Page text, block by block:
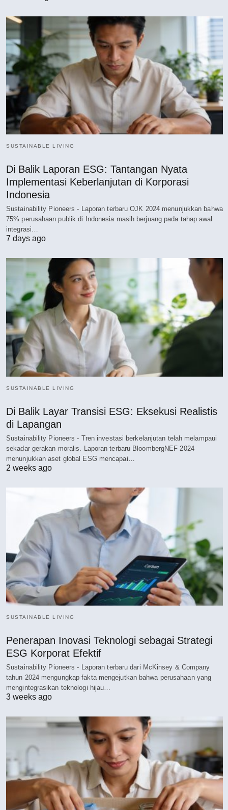
SUSTAINABLE LIVING
Di Balik Laporan ESG: Tantangan Nyata
Implementasi Keberlanjutan di Korporasi
Indonesia
Sustainability Pioneers - Laporan terbaru OJK 2024 menunjukkan bahwa
75% perusahaan publik di Indonesia masih berjuang pada tahap awal
integrasi…
7 days ago
SUSTAINABLE LIVING
Di Balik Layar Transisi ESG: Eksekusi Realistis
di Lapangan
Sustainability Pioneers - Tren investasi berkelanjutan telah melampaui
sekadar gerakan moralis. Laporan terbaru BloombergNEF 2024
menunjukkan aset global ESG mencapai…
2 weeks ago
SUSTAINABLE LIVING
Penerapan Inovasi Teknologi sebagai Strategi
ESG Korporat Efektif
Sustainability Pioneers - Laporan terbaru dari McKinsey & Company
tahun 2024 mengungkap fakta mengejutkan bahwa perusahaan yang
mengintegrasikan teknologi hijau…
3 weeks ago